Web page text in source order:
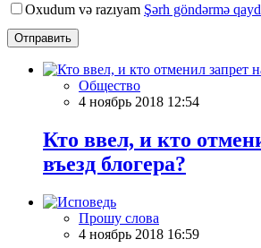
Oxudum və razıyam Şərh göndərmə
Отправить
Общество
4 ноябрь 2018 12:54
Кто ввел, и кто
въезд блогера?
Прошу слова
4 ноябрь 2018 16:59